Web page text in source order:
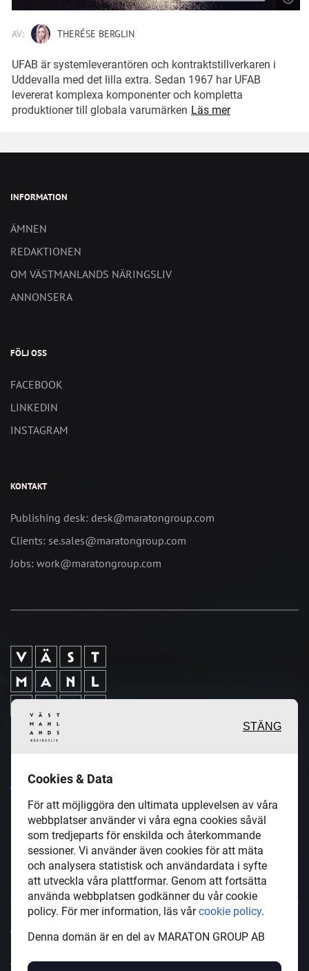
AV: THERÉSE BERGLIN
UFAB är systemleverantören och kontraktstillverkaren i
Uddevalla med det lilla extra. Sedan 1967 har UFAB
levererat komplexa komponenter och kompletta
produktioner till globala varumärken Läs mer
INFORMATION
ÄMNEN
REDAKTIONEN
OM VÄSTMANLANDS NÄRINGSLIV
ANNONSERA
FÖLJ OSS
FACEBOOK
LINKEDIN
INSTAGRAM
KONTAKT
Publishing desk: desk@maratongroup.com
Clients: se.sales@maratongroup.com
Jobs: work@maratongroup.com
värdefulla berättelser och
reportage från och om det lokala
näringslivet och dess aktörer samt
en hel del annan läsvärt innehåll.
VastmanlandsNaringsliv.se är en del av mediakoncernen
tidningsvarumärken i Europa.
STÄNG
Cookies & Data
För att möjliggöra den ultimata upplevelsen av våra
webbplatser använder vi våra egna cookies såväl
som tredjeparts för enskilda och återkommande
sessioner. Vi använder även cookies för att mäta
och analysera statistisk och användardata i syfte
att utveckla våra plattformar. Genom att fortsätta
använda webbplatsen godkänner du vår cookie
policy. För mer information, läs vårcookie policy.
Denna domän är en del av MARATON GROUP AB